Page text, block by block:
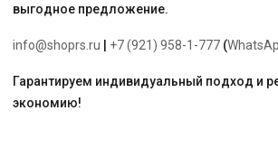
выгодное предложение.
info@shoprs.ru +7 (921) 958-1-777 (
Гарантируем индивидуальный подход и
экономию!